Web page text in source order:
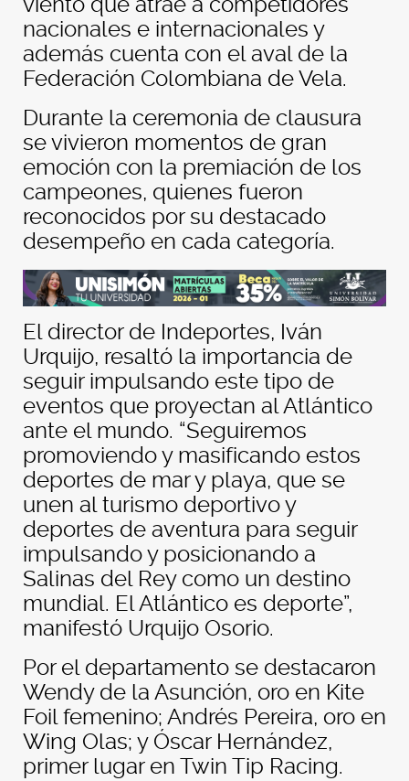
nacionales e internacionales y
además cuenta con el aval de la
Federación Colombiana de Vela.
Durante la ceremonia de clausura
se vivieron momentos de gran
emoción con la premiación de los
campeones, quienes fueron
reconocidos por su destacado
desempeño en cada categoría.
El director de Indeportes, Iván
Urquijo, resaltó la importancia de
seguir impulsando este tipo de
eventos que proyectan al Atlántico
ante el mundo. “Seguiremos
promoviendo y masificando estos
deportes de mar y playa, que se
unen al turismo deportivo y
deportes de aventura para seguir
impulsando y posicionando a
Salinas del Rey como un destino
mundial. El Atlántico es deporte”,
manifestó Urquijo Osorio.
Por el departamento se destacaron
Wendy de la Asunción, oro en Kite
Foil femenino; Andrés Pereira, oro en
Wing Olas; y Óscar Hernández,
primer lugar en Twin Tip Racing.